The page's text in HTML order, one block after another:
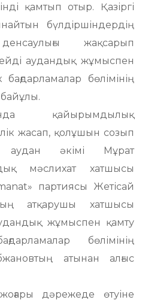
қамтып отыр. Қазіргі
бүлдіршіндердің
жақсарып
аудандық жұмыспен
бөлімінің
қайырымдылық
жасап, қолұшын созып
аудан әкімі Мұрат
мәслихат хатшысы
партиясы Жетісай
атқарушы хатшысы
жұмыспен қамту
бөлімінің
атынан алғыс
дәрежеде өтуіне